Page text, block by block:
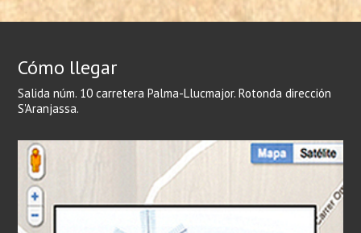
Cómo llegar
Salida núm. 10 carretera Palma-Llucmajor. Rotonda dirección
S'Aranjassa.